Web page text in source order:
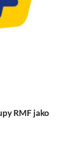
RMF jako